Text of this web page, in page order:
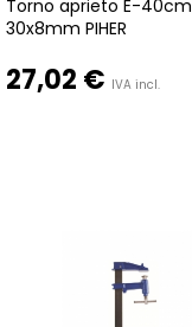
Torno aprieto E-40cm
30x8mm PIHER
27,02 € IVA incl.